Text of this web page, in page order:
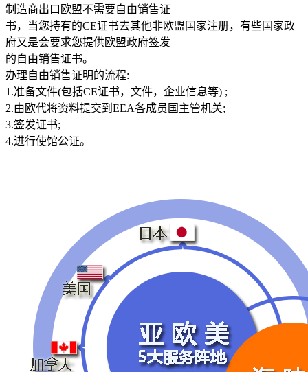
制造商出口欧盟不需要自由销售证
书，当您持有的CE证书去其他非欧盟国家注册，有些国家政
府又是会要求您提供欧盟政府签发
的自由销售证书。
办理自由销售证明的流程:
1.准备文件(包括CE证书，文件，企业信息等) ;
2.由欧代将资料提交到EEA各成员国主管机关;
3.签发证书;
4.进行使馆公证。